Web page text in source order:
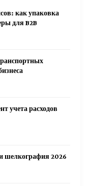
как упаковка
для B2B
учета расходов
шелкография 2026